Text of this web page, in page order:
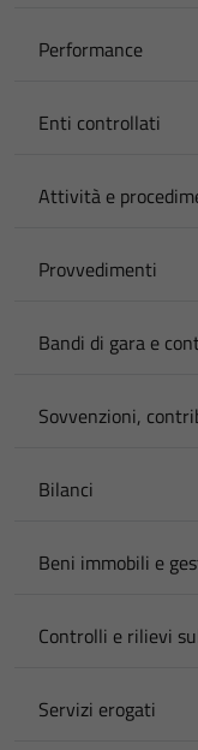
Performance
Enti controllati
Attività e
Provvedimenti
Bandi di gara e
Sovvenzioni,
Bilanci
Beni immobili e
Controlli e rilievi
Servizi erogati